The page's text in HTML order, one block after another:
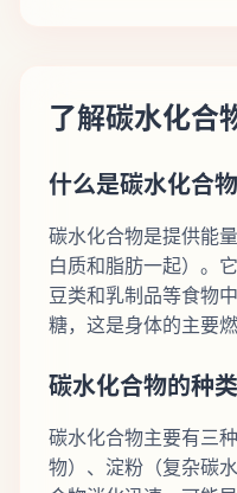
了解碳水化合
什么是碳水化合物
碳水化合物是提供能
白质和脂肪一起）。
豆类和乳制品等食物
糖，这是身体的主要燃
碳水化合物的种类
碳水化合物主要有三
物）、淀粉（复杂碳